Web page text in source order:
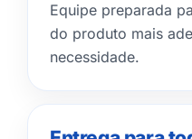
Equipe preparada
do produto mais
necessidade.